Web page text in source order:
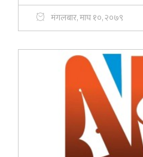
मंगलबार, माघ १०, २०७९